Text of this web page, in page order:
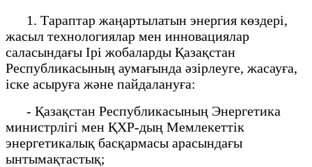
1. Тараптар жаңартылатын энергия көздері,
жасыл технологиялар мен инновациялар
саласындағы Ірі жобаларды Қазақстан
Республикасының аумағында әзірлеуге, жасауға,
іске асыруға және пайдалануға:
- Қазақстан Республикасының Энергетика
министрлігі мен ҚХР-дың Мемлекеттік
энергетикалық басқармасы арасындағы
ынтымақтастық;